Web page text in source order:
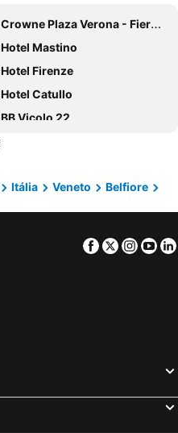
Crowne Plaza Verona - Fiera By Ihg
Hotel Mastino
Hotel Firenze
Hotel Catullo
BB Vicolo 22
Hotel Porta Palio
B&B Quo Vadis Arena
Hotel Italia
Itália Veneto
Belfiore
Facebook
Twitter